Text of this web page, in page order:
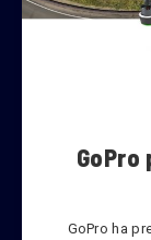
GoPro ha